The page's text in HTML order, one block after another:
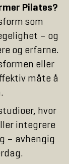
Pilates?
som
– og
og erfarne.
eller
måte å
hvor
integrere
– avhengig